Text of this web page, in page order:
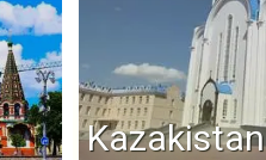
Kazakistan